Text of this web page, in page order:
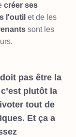
créer ses
l'outil et de les
sont les
pas être la
plutôt la
tout de
Et ça a